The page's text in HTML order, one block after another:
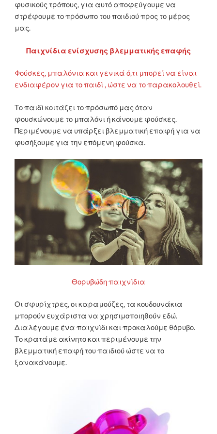
φυσικούς τρόπους, για αυτό αποφεύγουμε να
στρέφουμε το πρόσωπο του παιδιού προς το μέρος
μας.
Παιχνίδια ενίσχυσης βλεμματικής επαφής
Φούσκες, μπαλόνια και γενικά ό,τι μπορεί να είναι
ενδιαφέρον για το παιδί , ώστε να το παρακολουθεί.
Το παιδί κοιτάζει το πρόσωπό μας όταν
φουσκώνουμε το μπαλόνι ή κάνουμε φούσκες.
Περιμένουμε να υπάρξει βλεμματική επαφή για να
φυσήξουμε για την επόμενη φούσκα.
Θορυβώδη παιχνίδια
Οι σφυρίχτρες, οι καραμούζες, τα κουδουνάκια
μπορούν ευχάριστα να χρησιμοποιηθούν εδώ.
Διαλέγουμε ένα παιχνίδι και προκαλούμε θόρυβο.
Το κρατάμε ακίνητο και περιμένουμε την
βλεμματική επαφή του παιδιού ώστε να το
ξανακάνουμε.